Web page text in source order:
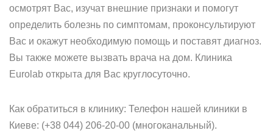
осмотрят Вас, изучат внешние признаки и помогут
определить болезнь по симптомам, проконсультируют
Вас и окажут необходимую помощь и поставят диагноз.
Вы также можете вызвать врача на дом. Клиника
Eurolab открыта для Вас круглосуточно.
Как обратиться в клинику: Телефон нашей клиники в
Киеве: (+38 044) 206-20-00 (многоканальный).